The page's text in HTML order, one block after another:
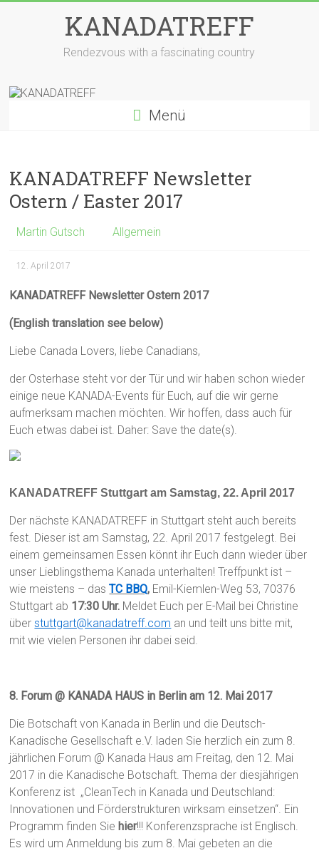
KANADATREFF
Rendezvous with a fascinating country
Menü
KANADATREFF Newsletter
Ostern / Easter 2017
Martin Gutsch Allgemein
12. April 2017
KANADATREFF Newsletter Ostern 2017
(English translation see below)
Liebe Canada Lovers, liebe Canadians,
der Osterhase steht vor der Tür und wir haben schon wieder
einige neue KANADA-Events für Euch, auf die wir gerne
aufmerksam machen möchten. Wir hoffen, dass auch für
Euch etwas dabei ist. Daher: Save the date(s).
KANADATREFF Stuttgart am Samstag, 22. April 2017
Der nächste KANADATREFF in Stuttgart steht auch bereits
fest. Dieser ist am Samstag, 22. April 2017 festgelegt. Bei
einem gemeinsamen Essen könnt ihr Euch dann wieder über
unser Lieblingsthema Kanada unterhalten! Treffpunkt ist –
wie meistens – dasTC BBQ, Emil-Kiemlen-Weg 53, 70376
Stuttgart ab 17:30 Uhr. Meldet Euch per E-Mail bei Christine
überstuttgart@kanadatreff.com an und teilt uns bitte mit,
mit wie vielen Personen ihr dabei seid.
8. Forum @ KANADA HAUS in Berlin am 12. Mai 2017
Die Botschaft von Kanada in Berlin und die Deutsch-
Kanadische Gesellschaft e.V. laden Sie herzlich ein zum 8.
jährlichen Forum @ Kanada Haus am Freitag, den 12. Mai
2017 in die Kanadische Botschaft. Thema der diesjährigen
Konferenz ist „CleanTech in Kanada und Deutschland:
Innovationen und Förderstrukturen wirksam einsetzen“. Ein
Programm finden Sie hier!!! Konferenzsprache ist Englisch.
Es wird um Anmeldung bis zum 8. Mai gebeten an die